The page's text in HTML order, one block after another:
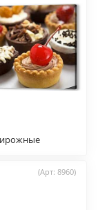
(Арт: 8960)